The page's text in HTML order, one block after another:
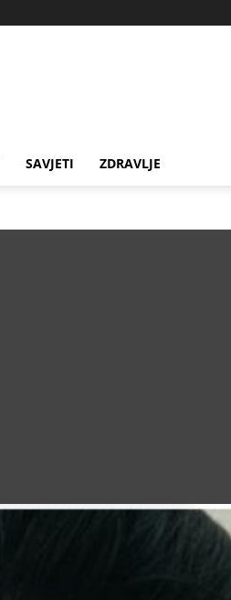
SAVJETI ZDRAVLJE